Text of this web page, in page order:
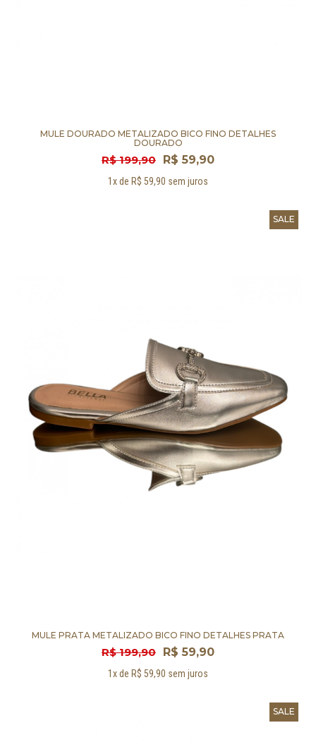
MULE DOURADO METALIZADO BICO FINO DETALHES
DOURADO
R$ 199,90 R$ 59,90
1x de R$ 59,90 sem juros
SALE
MULE PRATA METALIZADO BICO FINO DETALHES PRATA
R$ 199,90 R$ 59,90
1x de R$ 59,90 sem juros
SALE